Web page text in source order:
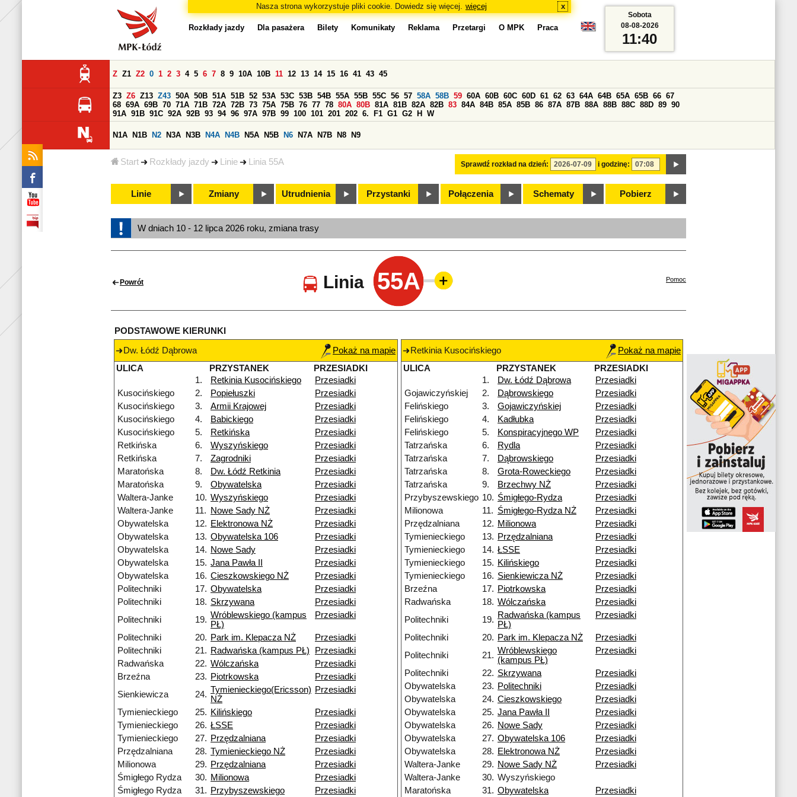
Nasza strona wykorzystuje pliki cookie. Dowiedz się więcej. więcej x
Start Rozkłady jazdy Linie Linia 55A
Rozkłady jazdy Dla pasażera Bilety Komunikaty Reklama Przetargi O MPK Praca
Sprawdź rozkład na dzień: i godzinę:
Z Z1 Z2 0 1 2 3 4 5 6 7 8 9 10A 10B 11 12 13 14 15 16 41 43 45
Z3 Z6 Z13 Z43 50A 50B 51A 51B 52 53A 53C 53B 54B 55A 55B 55C 56 57 58A 58B 59 60A 60B 60C 60D 61 62 63 64A 64B 65A 65B 66 67
68 69A 69B 70 71A 71B 72A 72B 73 75A 75B 76 77 78 80A 80B 81A 81B 82A 82B 83 84A 84B 85A 85B 86 87A 87B 88A 88B 88C 88D 89 90
91A 91B 91C 92A 92B 93 94 96 97A 97B 99 100 101 201 202 6. F1 G1 G2 H W
N1A N1B N2 N3A N3B N4A N4B N5A N5B N6 N7A N7B N8 N9
Linie Zmiany Utrudnienia Przystanki Połączenia Schematy Pobierz
Sobota
08-08-2026
11:40
W dniach 10 - 12 lipca 2026 roku, zmiana trasy
Powrót Linia 55A Pomoc
PODSTAWOWE KIERUNKI
Dw. Łódź Dąbrowa
Pokaż na mapie
ULICA
PRZYSTANEK
PRZESIADKI
1.
Retkinia Kusocińskiego
Przesiadki
Kusocińskiego
2. Popiełuszki
Przesiadki
Kusocińskiego
3. Armii Krajowej
Przesiadki
Kusocińskiego
4. Babickiego
Przesiadki
Kusocińskiego
5. Retkińska
Przesiadki
Retkińska
6. Wyszyńskiego
Przesiadki
Retkińska
7. Zagrodniki
Przesiadki
Maratońska
8. Dw. Łódź Retkinia
Przesiadki
Maratońska
9. Obywatelska
Przesiadki
Waltera-Janke
10. Wyszyńskiego
Przesiadki
Waltera-Janke
11. Nowe Sady NŻ
Przesiadki
Obywatelska
12. Elektronowa NŻ
Przesiadki
Obywatelska
13. Obywatelska 106
Przesiadki
Obywatelska
14. Nowe Sady
Przesiadki
Obywatelska
15. Jana Pawła II
Przesiadki
Obywatelska
16. Cieszkowskiego NŻ
Przesiadki
Politechniki
17. Obywatelska
Przesiadki
Politechniki
18. Skrzywana
Przesiadki
Politechniki
19. Wróblewskiego (kampus
PŁ)
Przesiadki
Politechniki 20. Park im. Klepacza NŻ
Przesiadki
Politechniki
21. Radwańska (kampus PŁ)
Przesiadki
Radwańska
22. Wólczańska
Przesiadki
Brzeźna
23. Piotrkowska
Przesiadki
Sienkiewicza
24. Tymienieckiego(Ericsson)
NŻ
Przesiadki
Tymienieckiego 25. Kilińskiego
Przesiadki
Tymienieckiego
26. ŁSSE
Przesiadki
Tymienieckiego
27. Przędzalniana
Przesiadki
Przędzalniana
28. Tymienieckiego NŻ
Przesiadki
Milionowa
29. Przędzalniana
Przesiadki
Śmigłego Rydza
30. Milionowa
Przesiadki
Śmigłego Rydza
31. Przybyszewskiego Przesiadki
Retkinia Kusocińskiego
Pokaż na mapie
ULICA
PRZYSTANEK
PRZESIADKI
1.
Dw. Łódź Dąbrowa
Przesiadki
Gojawiczyńskiej
2. Dąbrowskiego
Przesiadki
Felińskiego
3. Gojawiczyńskiej
Przesiadki
Felińskiego
4. Kadłubka
Przesiadki
Felińskiego
5. Konspiracyjnego WP
Przesiadki
Tatrzańska
6. Rydla
Przesiadki
Tatrzańska
7. Dąbrowskiego
Przesiadki
Tatrzańska
8. Grota-Roweckiego
Przesiadki
Tatrzańska
9. Brzechwy NŻ
Przesiadki
Przybyszewskiego 10. Śmigłego-Rydza
Przesiadki
Milionowa
11. Śmigłego-Rydza NŻ
Przesiadki
Przędzalniana
12. Milionowa
Przesiadki
Tymienieckiego
13. Przędzalniana
Przesiadki
Tymienieckiego
14. ŁSSE
Przesiadki
Tymienieckiego
15. Kilińskiego
Przesiadki
Tymienieckiego
16. Sienkiewicza NŻ
Przesiadki
Brzeźna
17. Piotrkowska
Przesiadki
Radwańska
18. Wólczańska
Przesiadki
Politechniki
19. Radwańska (kampus
PŁ)
Przesiadki
Politechniki 20. Park im. Klepacza NŻ
Przesiadki
Politechniki
21. Wróblewskiego
(kampus PŁ)
Przesiadki
Politechniki 22. Skrzywana
Przesiadki
Obywatelska
23. Politechniki
Przesiadki
Obywatelska
24. Cieszkowskiego
Przesiadki
Obywatelska
25. Jana Pawła II
Przesiadki
Obywatelska
26. Nowe Sady
Przesiadki
Obywatelska
27. Obywatelska 106
Przesiadki
Obywatelska
28. Elektronowa NŻ
Przesiadki
Waltera-Janke
29. Nowe Sady NŻ
Przesiadki
Waltera-Janke
30. Wyszyńskiego
Maratońska
31. Obywatelska Przesiadki